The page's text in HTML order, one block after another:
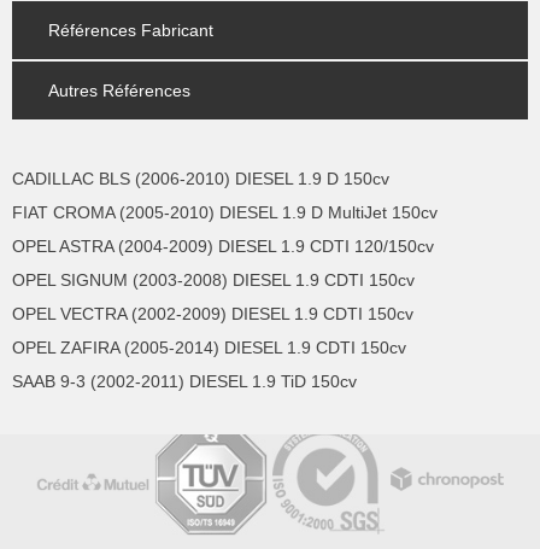
Références Fabricant
Autres Références
CADILLAC BLS (2006-2010) DIESEL 1.9 D 150cv
FIAT CROMA (2005-2010) DIESEL 1.9 D MultiJet 150cv
OPEL ASTRA (2004-2009) DIESEL 1.9 CDTI 120/150cv
OPEL SIGNUM (2003-2008) DIESEL 1.9 CDTI 150cv
OPEL VECTRA (2002-2009) DIESEL 1.9 CDTI 150cv
OPEL ZAFIRA (2005-2014) DIESEL 1.9 CDTI 150cv
SAAB 9-3 (2002-2011) DIESEL 1.9 TiD 150cv